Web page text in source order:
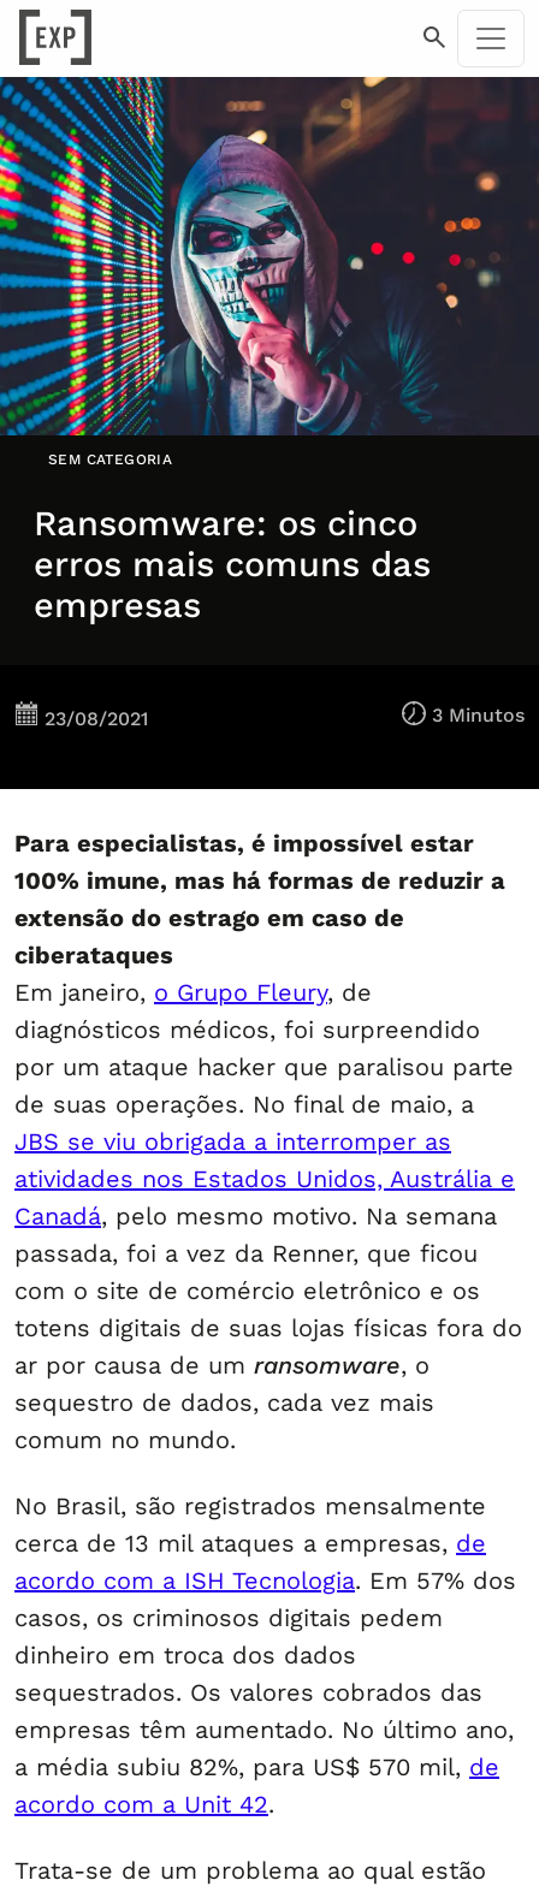
SEM CATEGORIA
Ransomware: os cinco
erros mais comuns das
empresas
23/08/2021 3 Minutos
Para especialistas, é impossível estar
100% imune, mas há formas de reduzir a
extensão do estrago em caso de
ciberataques
Em janeiro, o Grupo Fleury, de
diagnósticos médicos, foi surpreendido
por um ataque hacker que paralisou parte
de suas operações. No final de maio, a
JBS se viu obrigada a interromper as
atividades nos Estados Unidos, Austrália e
Canadá, pelo mesmo motivo. Na semana
passada, foi a vez da Renner, que ficou
com o site de comércio eletrônico e os
totens digitais de suas lojas físicas fora do
ar por causa de um ransomware, o
sequestro de dados, cada vez mais
comum no mundo.
No Brasil, são registrados mensalmente
cerca de 13 mil ataques a empresas, de
acordo com a ISH Tecnologia. Em 57% dos
casos, os criminosos digitais pedem
dinheiro em troca dos dados
sequestrados. Os valores cobrados das
empresas têm aumentado. No último ano,
a média subiu 82%, para US$ 570 mil, de
acordo com a Unit 42.
Trata-se de um problema ao qual estão